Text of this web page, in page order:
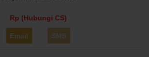
Rp (Hubungi CS)
Email SMS